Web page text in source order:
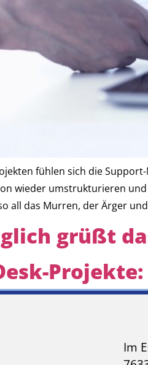
fühlen sich die
wieder umstrukturieren
all das Murren, der Ärger
grüßt
Im